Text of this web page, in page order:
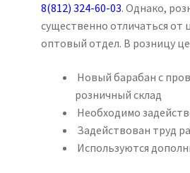
8(812) 324-60-03. Однако,
существенно отличаться от
оптовый отдел. В розницу
Новый барабан с
розничный склад
Необходимо
Задействован труд
Используются